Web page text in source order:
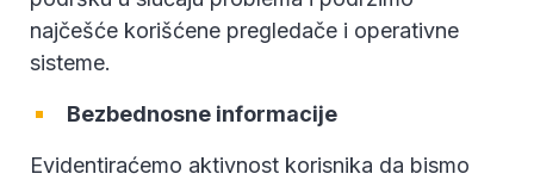
najčešće korišćene pregledače i operativne
sisteme.
Bezbednosne informacije
Evidentiraćemo aktivnost korisnika da bismo